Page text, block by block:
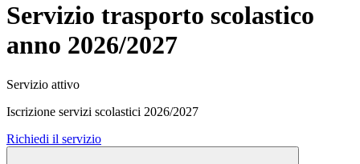
Servizio trasporto scolastico
anno 2026/2027
Servizio attivo
Iscrizione servizi scolastici 2026/2027
Richiedi il servizio